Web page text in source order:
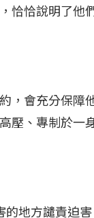
恰恰說明了他
，會充分保障
壓、專制於一
地方譴責迫